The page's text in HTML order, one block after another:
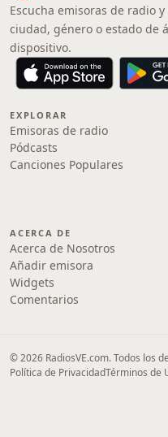
Escucha emisoras de radio
ciudad, género o estado
dispositivo.
EXPLORAR
Emisoras de radio
Pódcasts
Canciones Populares
ACERCA DE
Acerca de Nosotros
Añadir emisora
Widgets
Comentarios
© 2026 RadiosVE.com. Todos los
Política de PrivacidadTérminos de